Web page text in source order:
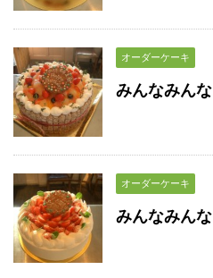
オーダーケーキ
みんなみん
オーダーケーキ
みんなみん